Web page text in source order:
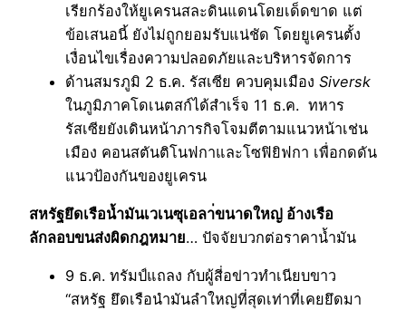
เรียกร้องให้ยูเครนสละดินแดนโดยเด็ดขาด แต่
ข้อเสนอนี้ ยังไม่ถูกยอมรับแน่ชัด โดยยูเครนตั้ง
เงื่อนไขเรื่องความปลอดภัยและบริหารจัดการ
ด้านสมรภูมิ 2 ธ.ค. รัสเซีย ควบคุมเมือง Siversk
ในภูมิภาคโดเนตสก์ได้สำเร็จ 11 ธ.ค. ทหาร
รัสเซียยังเดินหน้าภารกิจโจมตีตามแนวหน้าเช่น
เมือง คอนสตันติโนฟกาและโซฟิยิฟกา เพื่อกดดัน
แนวป้องกันของยูเครน
สหรัฐยึดเรือน้ำมันเวเนซุเอลา่ขนาดใหญ่ อ้างเรือ
ลักลอบขนส่งผิดกฎหมาย… ปัจจัยบวกต่อราคาน้ำมัน
9 ธ.ค. ทรัมป์แถลง กับผู้สี่อข่าวทำเนียบขาว
“สหรัฐ ยึดเรือนำมันลำใหญ่ที่สุดเท่าที่เคยยึดมา